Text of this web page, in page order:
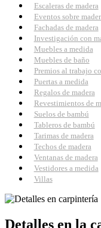
Escaleras de madera
Eventos sobre
Fachadas de madera
Investigación con
Muebles a medida
Muebles de baño
Premios al trabajo
Puertas a medida
Regalos de madera
Revestimientos de
Suelos de bambú
Tableros de bambú
Tarimas de madera
Techos de madera
Ventanas de madera
Vestidores a medida
Villas
Detalles en la